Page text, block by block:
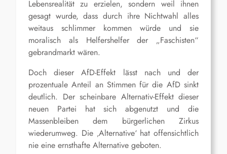
Lebensrealität zu erzielen, sondern weil ihnen
gesagt wurde, dass durch ihre Nichtwahl alles
weitaus schlimmer kommen würde und sie
moralisch als Helfershelfer der „Faschisten“
gebrandmarkt wären.
Doch dieser AfD-Effekt lässt nach und der
prozentuale Anteil an Stimmen für die AfD sinkt
deutlich. Der scheinbare Alternativ-Effekt dieser
neuen Partei hat sich abgenutzt und die
Massenbleiben dem bürgerlichen Zirkus
wiederumweg. Die ‚Alternative‘ hat offensichtlich
nie eine ernsthafte Alternative geboten.